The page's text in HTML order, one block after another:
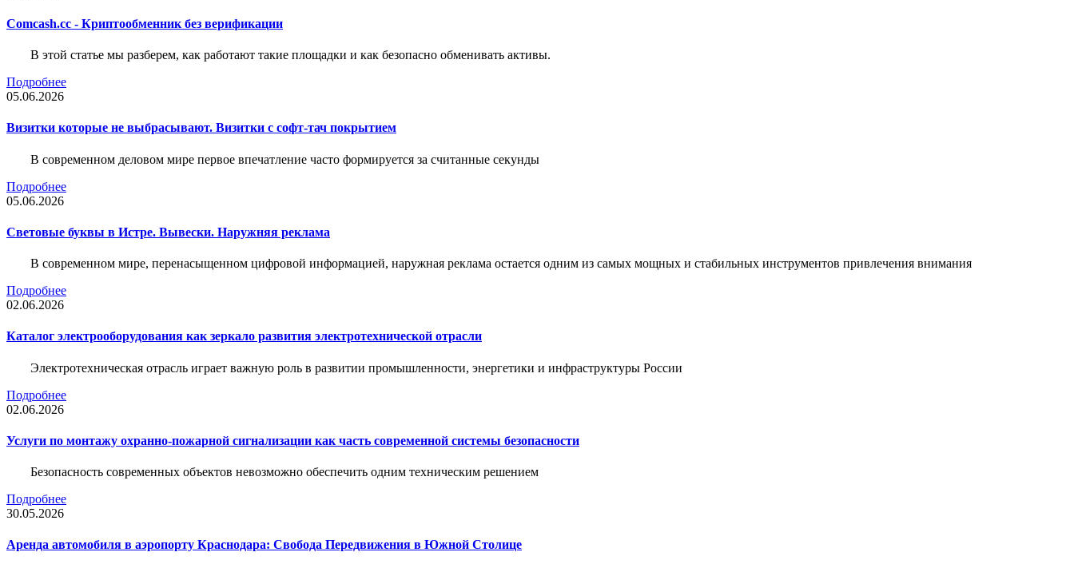
Comcash.cc - Криптообменник без верификации
В этой статье мы разберем, как работают такие площадки и как безопасно обменивать активы.
Подробнее
05.06.2026
Визитки которые не выбрасывают. Визитки с софт-тач покрытием
В современном деловом мире первое впечатление часто формируется за считанные секунды
Подробнее
05.06.2026
Световые буквы в Истре. Вывески. Наружняя реклама
В современном мире, перенасыщенном цифровой информацией, наружная реклама остается одним из самых мощных и стабильных инструментов привлечения внимания
Подробнее
02.06.2026
Каталог электрооборудования как зеркало развития электротехнической отрасли
Электротехническая отрасль играет важную роль в развитии промышленности, энергетики и инфраструктуры России
Подробнее
02.06.2026
Услуги по монтажу охранно-пожарной сигнализации как часть современной системы безопасности
Безопасность современных объектов невозможно обеспечить одним техническим решением
Подробнее
30.05.2026
Аренда автомобиля в аэропорту Краснодара: Свобода Передвижения в Южной Столице